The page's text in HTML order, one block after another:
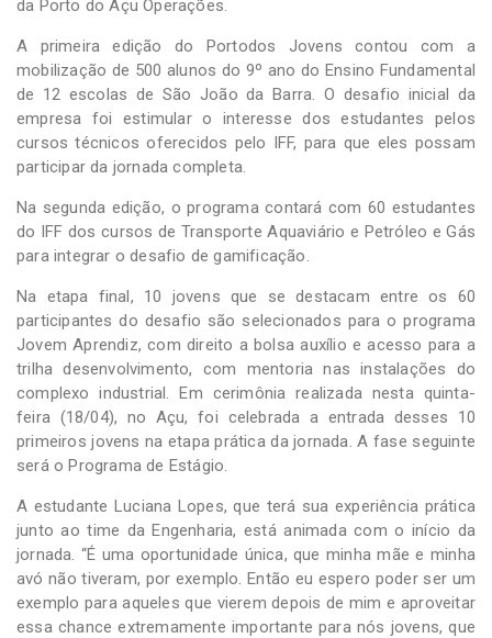
da Porto do Açu Operações.
A primeira edição do Portodos Jovens contou com a
mobilização de 500 alunos do 9º ano do Ensino Fundamental
de 12 escolas de São João da Barra. O desafio inicial da
empresa foi estimular o interesse dos estudantes pelos
cursos técnicos oferecidos pelo IFF, para que eles possam
participar da jornada completa.
Na segunda edição, o programa contará com 60 estudantes
do IFF dos cursos de Transporte Aquaviário e Petróleo e Gás
para integrar o desafio de gamificação.
Na etapa final, 10 jovens que se destacam entre os 60
participantes do desafio são selecionados para o programa
Jovem Aprendiz, com direito a bolsa auxílio e acesso para a
trilha desenvolvimento, com mentoria nas instalações do
complexo industrial. Em cerimônia realizada nesta quinta-
feira (18/04), no Açu, foi celebrada a entrada desses 10
primeiros jovens na etapa prática da jornada. A fase seguinte
será o Programa de Estágio.
A estudante Luciana Lopes, que terá sua experiência prática
junto ao time da Engenharia, está animada com o início da
jornada. “É uma oportunidade única, que minha mãe e minha
avó não tiveram, por exemplo. Então eu espero poder ser um
exemplo para aqueles que vierem depois de mim e aproveitar
essa chance extremamente importante para nós jovens, que